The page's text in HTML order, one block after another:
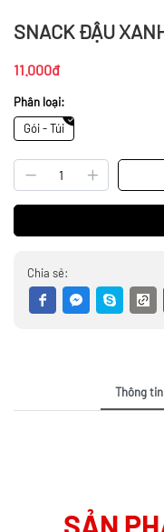
SNACK ĐẬU
11.000đ
Phân loại:
Gói - Túi
Chia sẻ:
Thông
SẢN